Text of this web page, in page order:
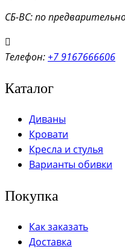
СБ-ВС: по
Телефон: +7 9167666606
Каталог
Диваны
Кровати
Кресла и стулья
Варианты обивки
Покупка
Как заказать
Доставка